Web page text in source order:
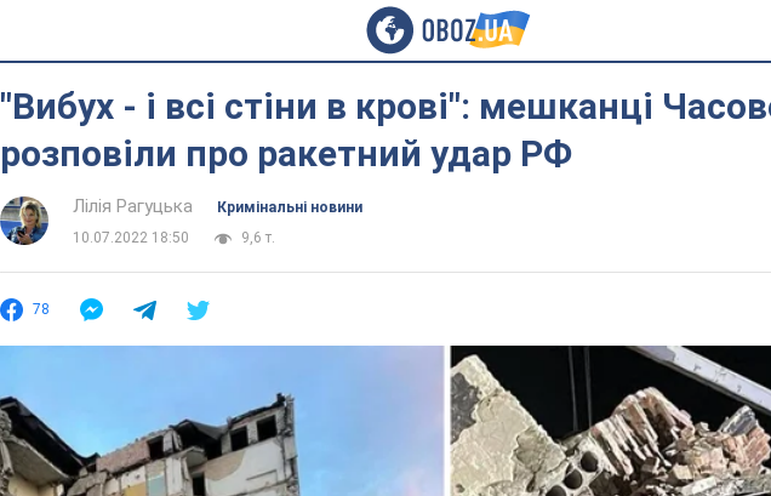
"Вибух - і всі стіни в крові": мешканці
розповіли про ракетний удар РФ
Лілія Рагуцька
Кримінальні новини
10.07.2022 18:50
9,6 т.
78